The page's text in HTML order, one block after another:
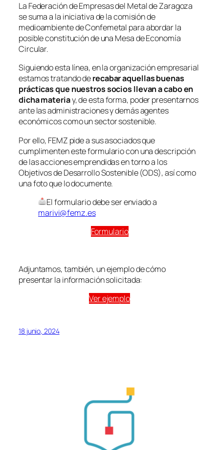
La Federación de Empresas del Metal de Zaragoza
se suma a la iniciativa de la comisión de
medioambiente de Confemetal para abordar la
posible constitución de una Mesa de Economía
Circular.
Siguiendo esta línea, en la organización empresarial
estamos tratando derecabar aquellas buenas
prácticas que nuestros socios llevan a cabo en
dicha materiay, de esta forma, poder presentarnos
ante las administraciones y demás agentes
económicos como un sector sostenible.
Por ello, FEMZ pide a sus asociados que
cumplimenten este formulario con una descripción
de las acciones emprendidas en torno a los
Objetivos de Desarrollo Sostenible (ODS), así como
una foto que lo documente.
El formulario debe ser enviado a
marivi@femz.es
Formulario
Adjuntamos, también, un ejemplo de cómo
presentar la información solicitada:
Ver ejemplo
18 junio, 2024